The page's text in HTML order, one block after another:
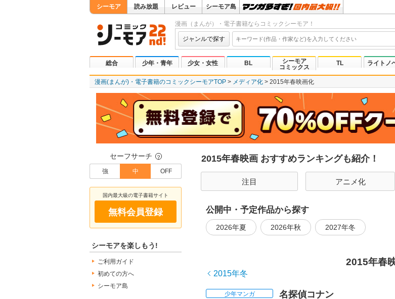
シーモア 読み放題 レビュー シーモア島
漫画（まんが）・電子書籍ならコミックシーモア！
ジャンルで探す
総合 少年・青年 少女・女性 BL
シーモア
コミックス
TL ライトノ
漫画(まんが)・電子書籍のコミックシーモアTOP メディア化 2015年春映画化
セーフサーチ ？
強 中 OFF
国内最大級の電子書籍サイト
無料会員登録
シーモアを楽しもう!
ご利用ガイド
初めての方へ
シーモア島
2015年春映画 おすすめランキングも紹介！
注目 アニメ化
公開中・予定作品から探す
2026年夏 2026年秋
2027年冬
2015年春
2015年冬
少年マンガ 名探偵コナン